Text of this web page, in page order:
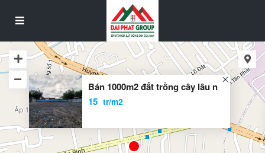
Bán 1000m2 đất trồng cây lâu n
15 tr/m2